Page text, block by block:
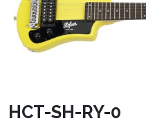
HCT-SH-RY-0